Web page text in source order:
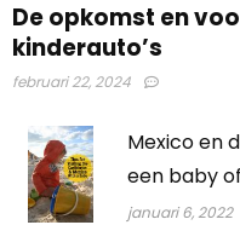
De opkomst en
kinderauto’s
februari 22, 2024
Mexico en
een baby
januari 6, 2022